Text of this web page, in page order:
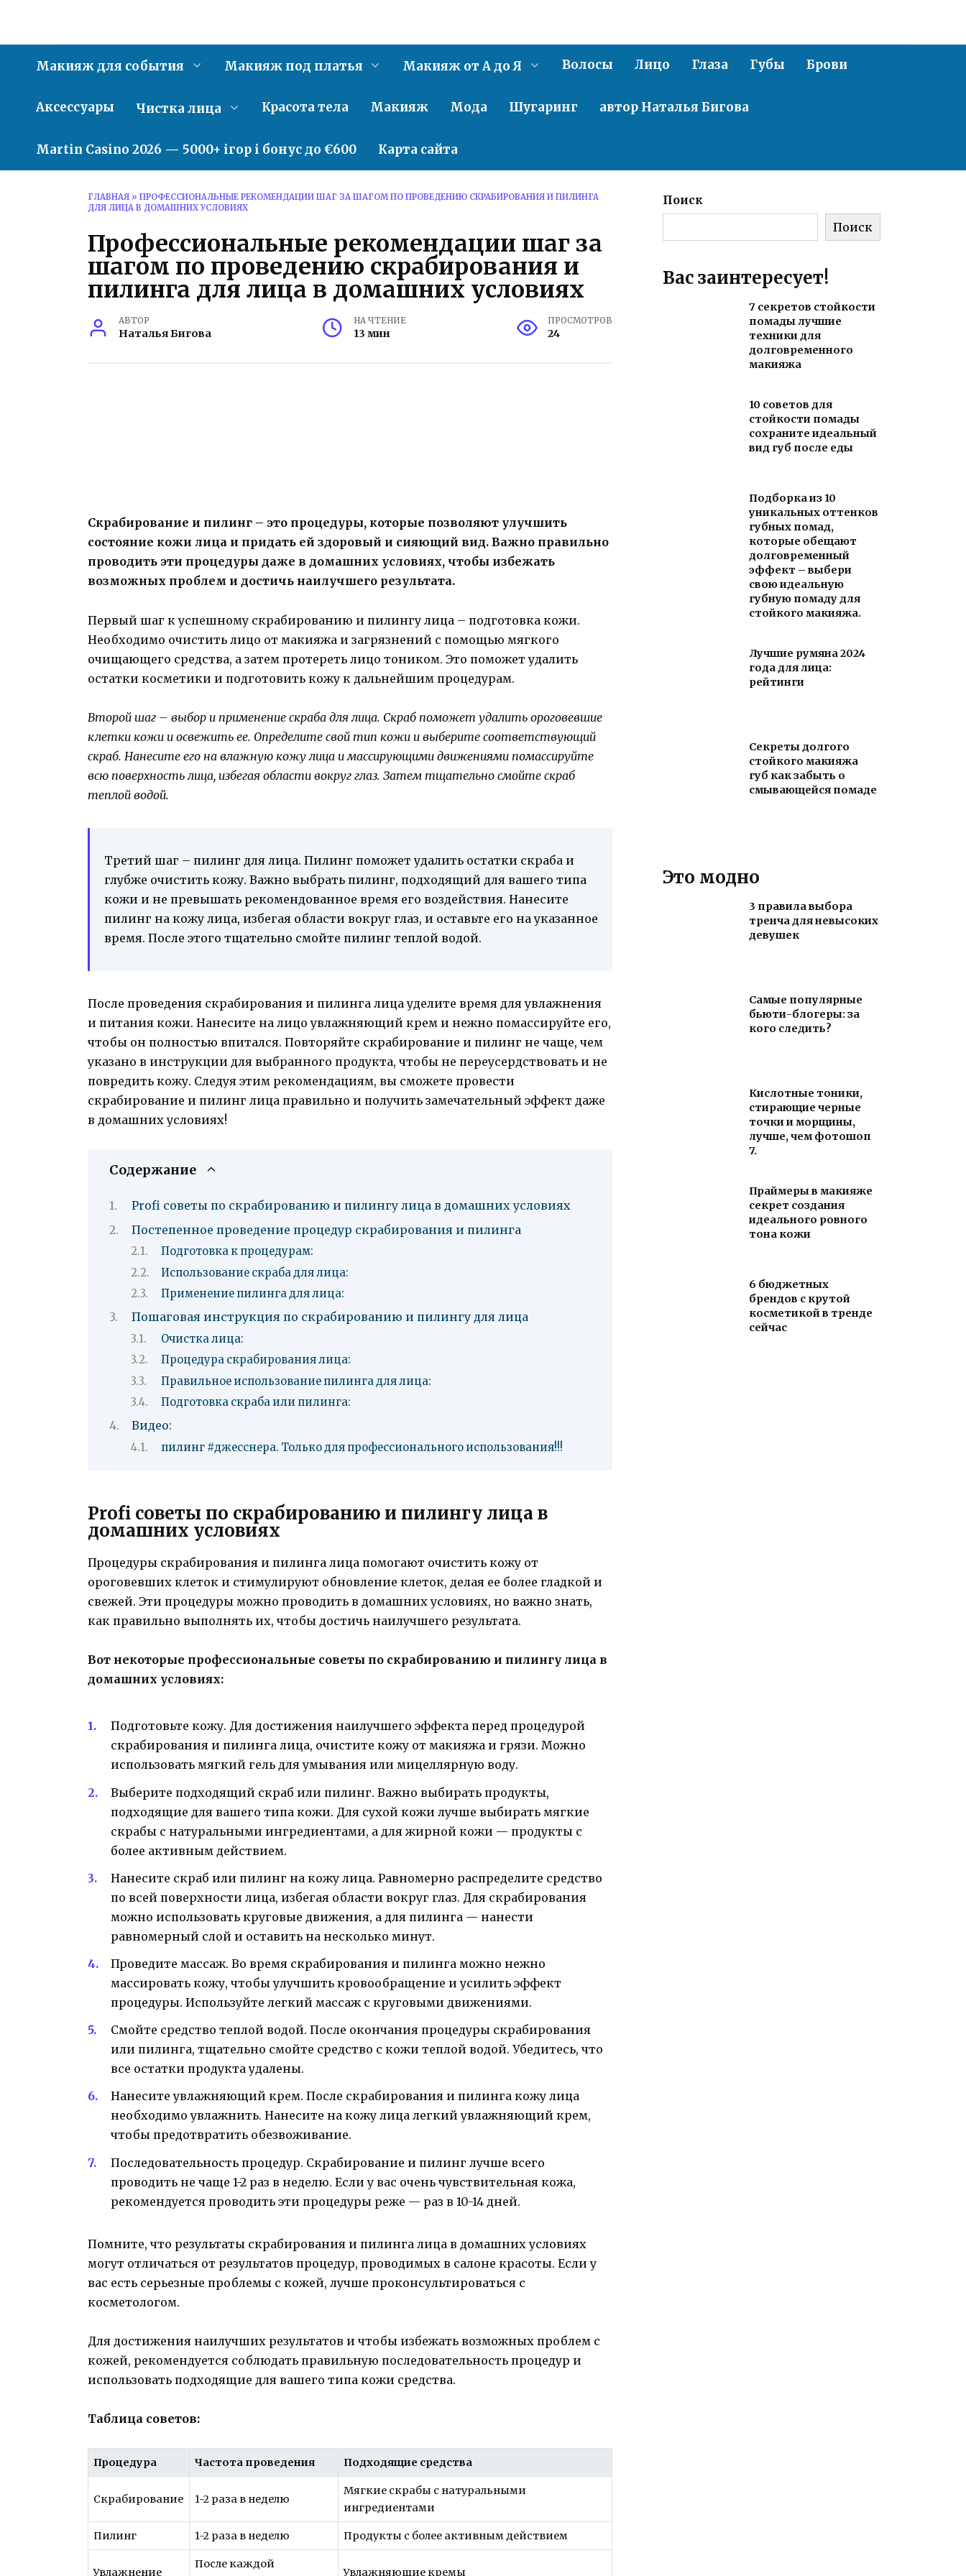
Макияж для события Макияж под платья Макияж от А до Я Волосы Лицо Глаза Губы Брови
Аксессуары Чистка лица Красота тела Макияж Мода Шугаринг автор Наталья Бигова
Martin Casino 2026 — 5000+ ігор і бонус до €600 Карта сайта
ГЛАВНАЯ » ПРОФЕССИОНАЛЬНЫЕ РЕКОМЕНДАЦИИ ШАГ ЗА ШАГОМ ПО ПРОВЕДЕНИЮ СКРАБИРОВАНИЯ И ПИЛИНГА
ДЛЯ ЛИЦА В ДОМАШНИХ УСЛОВИЯХ
Профессиональные рекомендации шаг за
шагом по проведению скрабирования и
пилинга для лица в домашних условиях
АВТОР
Наталья Бигова
НА ЧТЕНИЕ
13 мин
ПРОСМОТРОВ
24
Скрабирование и пилинг – это процедуры, которые позволяют улучшить
состояние кожи лица и придать ей здоровый и сияющий вид. Важно правильно
проводить эти процедуры даже в домашних условиях, чтобы избежать
возможных проблем и достичь наилучшего результата.
Первый шаг к успешному скрабированию и пилингу лица – подготовка кожи.
Необходимо очистить лицо от макияжа и загрязнений с помощью мягкого
очищающего средства, а затем протереть лицо тоником. Это поможет удалить
остатки косметики и подготовить кожу к дальнейшим процедурам.
Второй шаг – выбор и применение скраба для лица. Скраб поможет удалить ороговевшие
клетки кожи и освежить ее. Определите свой тип кожи и выберите соответствующий
скраб. Нанесите его на влажную кожу лица и массирующими движениями помассируйте
всю поверхность лица, избегая области вокруг глаз. Затем тщательно смойте скраб
теплой водой.
Третий шаг – пилинг для лица. Пилинг поможет удалить остатки скраба и
глубже очистить кожу. Важно выбрать пилинг, подходящий для вашего типа
кожи и не превышать рекомендованное время его воздействия. Нанесите
пилинг на кожу лица, избегая области вокруг глаз, и оставьте его на указанное
время. После этого тщательно смойте пилинг теплой водой.
После проведения скрабирования и пилинга лица уделите время для увлажнения
и питания кожи. Нанесите на лицо увлажняющий крем и нежно помассируйте его,
чтобы он полностью впитался. Повторяйте скрабирование и пилинг не чаще, чем
указано в инструкции для выбранного продукта, чтобы не переусердствовать и не
повредить кожу. Следуя этим рекомендациям, вы сможете провести
скрабирование и пилинг лица правильно и получить замечательный эффект даже
в домашних условиях!
Содержание
Profi советы по скрабированию и пилингу лица в домашних условиях
Постепенное проведение процедур скрабирования и пилинга
Подготовка к процедурам:
Использование скраба для лица:
Применение пилинга для лица:
Пошаговая инструкция по скрабированию и пилингу для лица
Очистка лица:
Процедура скрабирования лица:
Правильное использование пилинга для лица:
Подготовка скраба или пилинга:
Видео:
пилинг #джесснера. Только для профессионального использования!!!
Profi советы по скрабированию и пилингу лица в
домашних условиях
Процедуры скрабирования и пилинга лица помогают очистить кожу от
ороговевших клеток и стимулируют обновление клеток, делая ее более гладкой и
свежей. Эти процедуры можно проводить в домашних условиях, но важно знать,
как правильно выполнять их, чтобы достичь наилучшего результата.
Вот некоторые профессиональные советы по скрабированию и пилингу лица в
домашних условиях:
Подготовьте кожу. Для достижения наилучшего эффекта перед процедурой
скрабирования и пилинга лица, очистите кожу от макияжа и грязи. Можно
использовать мягкий гель для умывания или мицеллярную воду.
Выберите подходящий скраб или пилинг. Важно выбирать продукты,
подходящие для вашего типа кожи. Для сухой кожи лучше выбирать мягкие
скрабы с натуральными ингредиентами, а для жирной кожи — продукты с
более активным действием.
Нанесите скраб или пилинг на кожу лица. Равномерно распределите средство
по всей поверхности лица, избегая области вокруг глаз. Для скрабирования
можно использовать круговые движения, а для пилинга — нанести
равномерный слой и оставить на несколько минут.
Проведите массаж. Во время скрабирования и пилинга можно нежно
массировать кожу, чтобы улучшить кровообращение и усилить эффект
процедуры. Используйте легкий массаж с круговыми движениями.
Смойте средство теплой водой. После окончания процедуры скрабирования
или пилинга, тщательно смойте средство с кожи теплой водой. Убедитесь, что
все остатки продукта удалены.
Нанесите увлажняющий крем. После скрабирования и пилинга кожу лица
необходимо увлажнить. Нанесите на кожу лица легкий увлажняющий крем,
чтобы предотвратить обезвоживание.
Последовательность процедур. Скрабирование и пилинг лучше всего
проводить не чаще 1-2 раз в неделю. Если у вас очень чувствительная кожа,
рекомендуется проводить эти процедуры реже — раз в 10-14 дней.
Помните, что результаты скрабирования и пилинга лица в домашних условиях
могут отличаться от результатов процедур, проводимых в салоне красоты. Если у
вас есть серьезные проблемы с кожей, лучше проконсультироваться с
косметологом.
Для достижения наилучших результатов и чтобы избежать возможных проблем с
кожей, рекомендуется соблюдать правильную последовательность процедур и
использовать подходящие для вашего типа кожи средства.
Таблица советов:
Процедура Частота проведения Подходящие средства
Скрабирование 1-2 раза в неделю
Мягкие скрабы с натуральными
ингредиентами
Пилинг 1-2 раза в неделю Продукты с более активным действием
Увлажнение
После каждой
Увлажняющие кремы
Поиск
Поиск
Вас заинтересует!
7 секретов стойкости
помады лучшие
техники для
долговременного
макияжа
10 советов для
стойкости помады
сохраните идеальный
вид губ после еды
Подборка из 10
уникальных оттенков
губных помад,
которые обещают
долговременный
эффект – выбери
свою идеальную
губную помаду для
стойкого макияжа.
Лучшие румяна 2024
года для лица:
рейтинги
Секреты долгого
стойкого макияжа
губ как забыть о
смывающейся помаде
Это модно
3 правила выбора
тренча для невысоких
девушек
Самые популярные
бьюти-блогеры: за
кого следить?
Кислотные тоники,
стирающие черные
точки и морщины,
лучше, чем фотошоп
7.
Праймеры в макияже
секрет создания
идеального ровного
тона кожи
6 бюджетных
брендов с крутой
косметикой в тренде
сейчас